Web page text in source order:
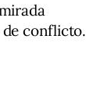
conflicto.